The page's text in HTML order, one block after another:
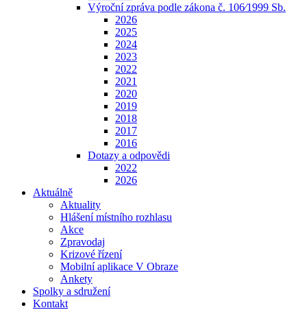
Výroční zpráva podle zákona č. 106⁄1999 Sb.
2026
2025
2024
2023
2022
2021
2020
2019
2018
2017
2016
Dotazy a odpovědi
2022
2026
Aktuálně
Aktuality
Hlášení místního rozhlasu
Akce
Zpravodaj
Krizové řízení
Mobilní aplikace V Obraze
Ankety
Spolky a sdružení
Kontakt